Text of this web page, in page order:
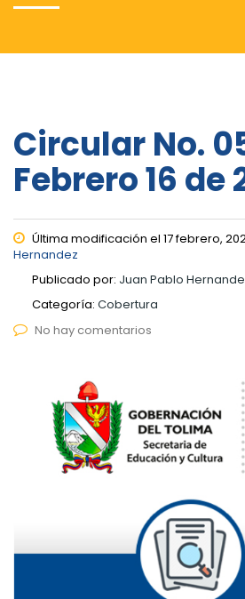
Circular No.
Febrero 16 de
Última modificación el 17 febrero,
Hernandez
Publicado por: Juan Pablo
Categoría: Cobertura
No hay comentarios